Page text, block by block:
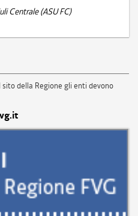
Centrale (ASU FC)
della Regione gli enti devono